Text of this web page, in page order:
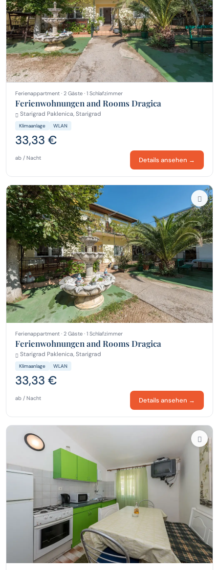
Ferienappartment · 2 Gäste · 1 Schlafzimmer
Ferienwohnungen and Rooms Dragica
Starigrad Paklenica, Starigrad
Klimaanlage WLAN
33,33 €
ab / Nacht Details ansehen →
Ferienappartment · 2 Gäste · 1 Schlafzimmer
Ferienwohnungen and Rooms Dragica
Starigrad Paklenica, Starigrad
Klimaanlage WLAN
33,33 €
ab / Nacht Details ansehen →